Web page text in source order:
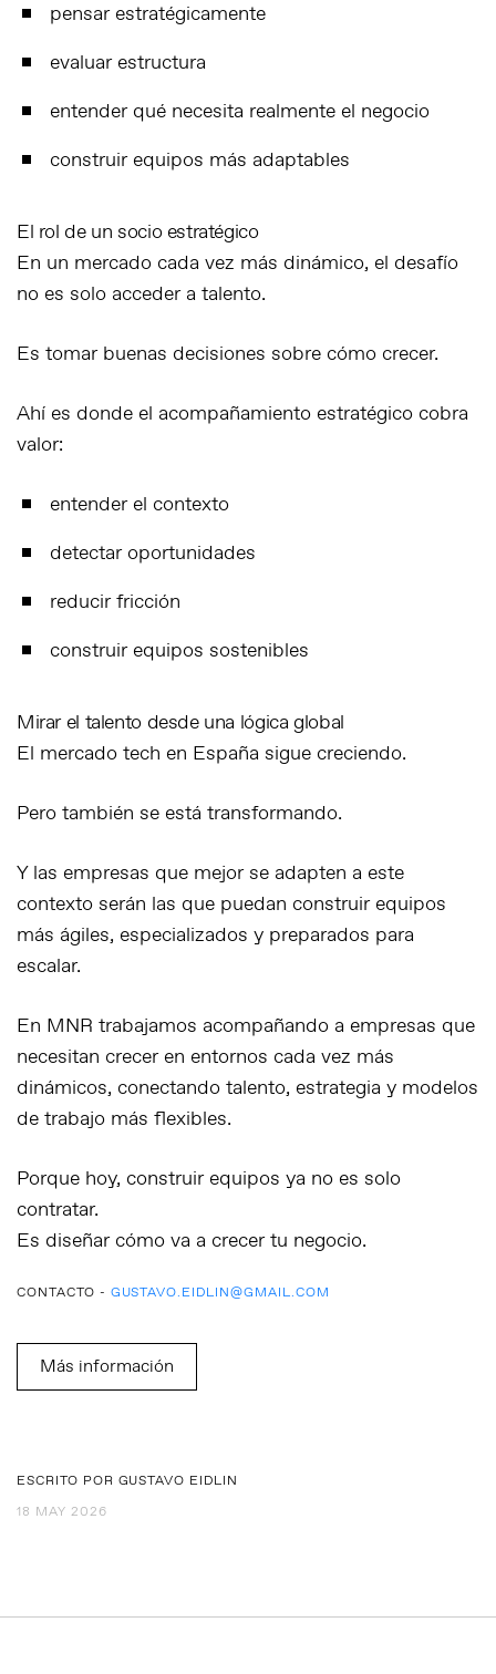
pensar estratégicamente
evaluar estructura
entender qué necesita realmente el negocio
construir equipos más adaptables
El rol de un socio estratégico
En un mercado cada vez más dinámico, el desafío
no es solo acceder a talento.
Es tomar buenas decisiones sobre cómo crecer.
Ahí es donde el acompañamiento estratégico cobra
valor:
entender el contexto
detectar oportunidades
reducir fricción
construir equipos sostenibles
Mirar el talento desde una lógica global
El mercado tech en España sigue creciendo.
Pero también se está transformando.
Y las empresas que mejor se adapten a este
contexto serán las que puedan construir equipos
más ágiles, especializados y preparados para
escalar.
En MNR trabajamos acompañando a empresas que
necesitan crecer en entornos cada vez más
dinámicos, conectando talento, estrategia y modelos
de trabajo más flexibles.
Porque hoy, construir equipos ya no es solo
contratar.
Es diseñar cómo va a crecer tu negocio.
CONTACTO - GUSTAVO.EIDLIN@GMAIL.COM
Más información
ESCRITO POR GUSTAVO EIDLIN
18 MAY 2026